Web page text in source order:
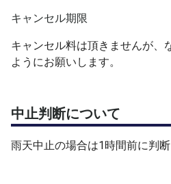
キャンセル期限
キャンセル料は頂きませんが、
ようにお願いします。
中止判断について
雨天中止の場合は1時間前に判断